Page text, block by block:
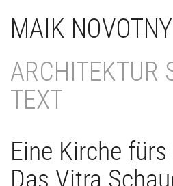
zum
InhaltMAIK NOVOTNY
ARCHITEKTUR
TEXT
Eine Kirche
Das Vitra